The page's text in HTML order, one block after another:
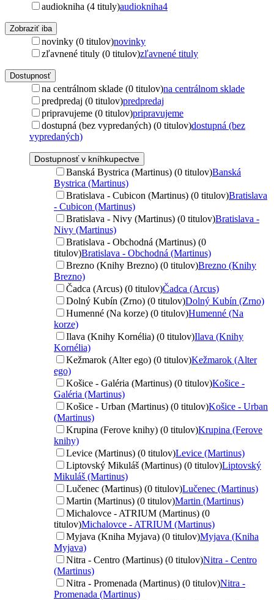
audiokniha (4 tituly)audiokniha4
Zobraziť iba
novinky (0 titulov)novinky
zľavnené tituly (0 titulov)zľavnené tituly
Dostupnosť
na centrálnom sklade (0 titulov)na centrálnom sklade
predpredaj (0 titulov)predpredaj
pripravujeme (0 titulov)pripravujeme
dostupná (bez vypredaných) (0 titulov)dostupná (bez
vypredaných)
Dostupnosť v kníhkupectve
Banská Bystrica (Martinus) (0 titulov)Banská
Bystrica (Martinus)
Bratislava - Cubicon (Martinus) (0 titulov)Bratislava
- Cubicon (Martinus)
Bratislava - Nivy (Martinus) (0 titulov)Bratislava -
Nivy (Martinus)
Bratislava - Obchodná (Martinus) (0
titulov)Bratislava - Obchodná (Martinus)
Brezno (Knihy Brezno) (0 titulov)Brezno (Knihy
Brezno)
Čadca (Arcus) (0 titulov)Čadca (Arcus)
Dolný Kubín (Zrno) (0 titulov)Dolný Kubín (Zrno)
Humenné (Na korze) (0 titulov)Humenné (Na
korze)
Ilava (Knihy Kornélia) (0 titulov)Ilava (Knihy
Kornélia)
Kežmarok (Alter ego) (0 titulov)Kežmarok (Alter
ego)
Košice - Galéria (Martinus) (0 titulov)Košice -
Galéria (Martinus)
Košice - Urban (Martinus) (0 titulov)Košice - Urban
(Martinus)
Krupina (Ferove knihy) (0 titulov)Krupina (Ferove
knihy)
Levice (Martinus) (0 titulov)Levice (Martinus)
Liptovský Mikuláš (Martinus) (0 titulov)Liptovský
Mikuláš (Martinus)
Lučenec (Martinus) (0 titulov)Lučenec (Martinus)
Martin (Martinus) (0 titulov)Martin (Martinus)
Michalovce - ATRIUM (Martinus) (0
titulov)Michalovce - ATRIUM (Martinus)
Myjava (Kniha Myjava) (0 titulov)Myjava (Kniha
Myjava)
Nitra - Centro (Martinus) (0 titulov)Nitra - Centro
(Martinus)
Nitra - Promenada (Martinus) (0 titulov)Nitra -
Promenada (Martinus)